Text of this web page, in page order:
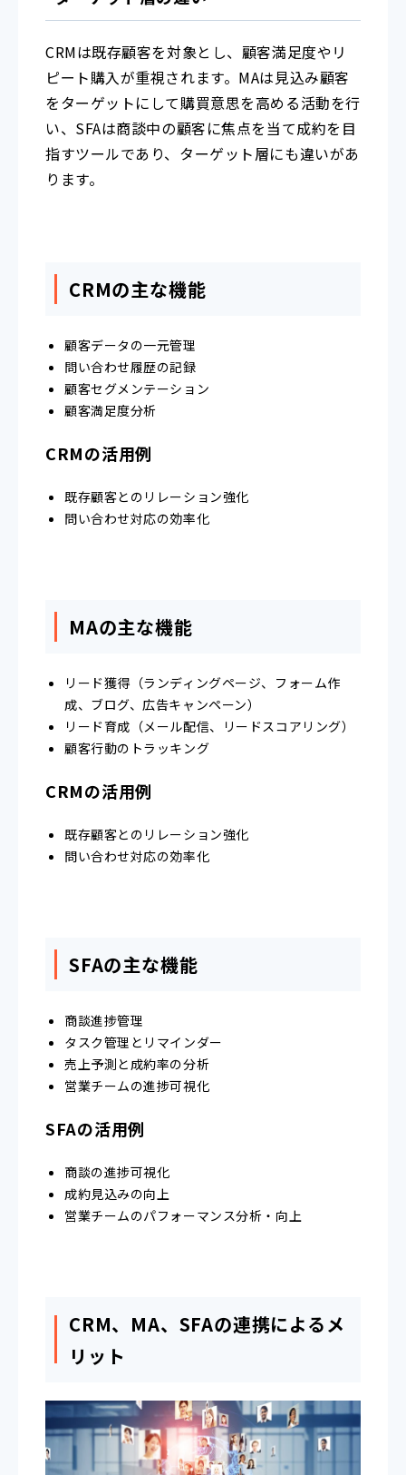
CRMは既存顧客を対象とし、顧客満足度やリ
ピート購入が重視されます。MAは見込み顧客
をターゲットにして購買意思を高める活動を行
い、SFAは商談中の顧客に焦点を当て成約を目
指すツールであり、ターゲット層にも違いがあ
ります。
CRMの主な機能
顧客データの一元管理
問い合わせ履歴の記録
顧客セグメンテーション
顧客満足度分析
CRMの活用例
既存顧客とのリレーション強化
問い合わせ対応の効率化
MAの主な機能
リード獲得（ランディングページ、フォーム作
成、ブログ、広告キャンペーン）
リード育成（メール配信、リードスコアリング）
顧客行動のトラッキング
CRMの活用例
既存顧客とのリレーション強化
問い合わせ対応の効率化
SFAの主な機能
商談進捗管理
タスク管理とリマインダー
売上予測と成約率の分析
営業チームの進捗可視化
SFAの活用例
商談の進捗可視化
成約見込みの向上
営業チームのパフォーマンス分析・向上
CRM、MA、SFAの連携によるメ
リット